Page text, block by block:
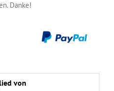
Danke!
von